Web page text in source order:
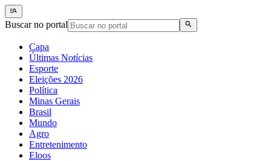
Buscar no portal
Capa
Últimas Notícias
Esporte
Eleições 2026
Política
Minas Gerais
Brasil
Mundo
Agro
Entretenimento
Eloos